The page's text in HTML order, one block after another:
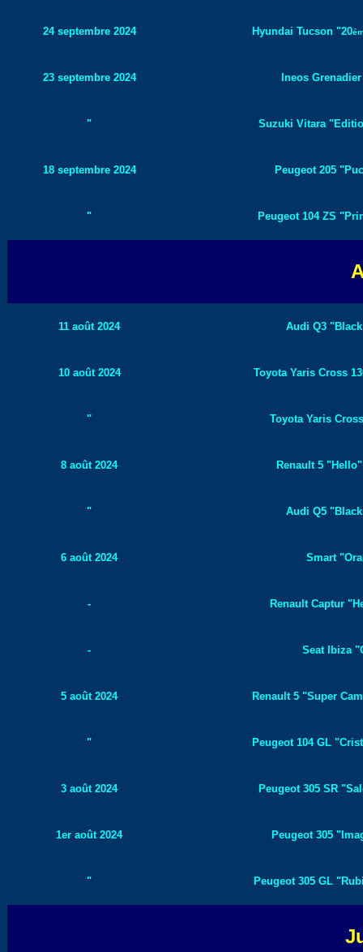
24 septembre 2024 Hyundai Tucson "20
23 septembre 2024 Ineos
" Suzuki Vitara
18 septembre 2024 Peugeot 205
" Peugeot 104 ZS
11 août 2024 Audi Q3
10 août 2024 Toyota Yaris Cross
" Toyota Yaris
8 août 2024 Renault 5
" Audi Q5
6 août 2024 Smart
- Renault Captur
- Seat Ibiza
5 août 2024 Renault 5 "Super
" Peugeot 104 GL
3 août 2024 Peugeot 305 SR
1er août 2024 Peugeot 305
" Peugeot 305 GL